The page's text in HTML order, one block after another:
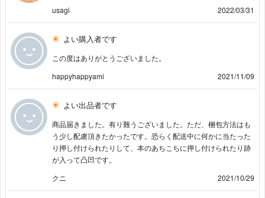
usagi
2022/03/31
よい購入者です
この度はありがとうございました。
happyhappyami
2021/11/09
よい出品者です
商品届きました。有り難うございました。ただ、梱包方法はも
う少し配慮頂きたかったです。恐らく配送中に何かに当たった
り押し付けられたりして、本のあちこちに押し付けられたり跡
が入って凸凹です。
クニ
2021/10/29